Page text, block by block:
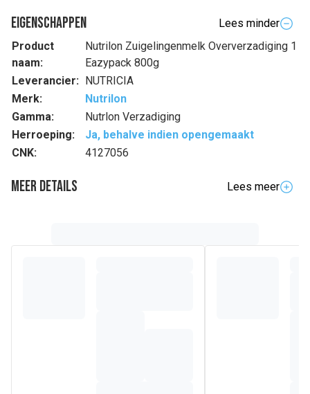
Eigenschappen
Lees minder
Product
naam:
Nutrilon Zuigelingenmelk Oververzadiging 1
Eazypack 800g
Leverancier: NUTRICIA
Merk:
Nutrilon
Gamma:
Nutrlon Verzadiging
Herroeping:
Ja, behalve indien opengemaakt
CNK:
4127056
Meer details
Lees meer
(melk), mageremelk, zetmeel (maïs, aardappel), galacto-